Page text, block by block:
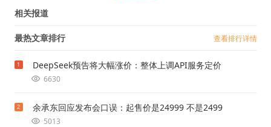
相关报道
最热文章排行 查看排行详情
1 DeepSeek预告将大幅涨价：整体上调API服务定价
6630
2 余承东回应发布会口误：起售价是24999 不是2499
5013